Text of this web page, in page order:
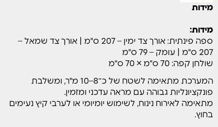
תואם.
השלדה עמידה בפני תנאי חוץ, אינה מחלידה ומבטיחה
שימוש לאורך שנים.
המושבים כוללים כריות עבות ורכות לישיבה נוחה במיוחד,
עם כיסויים נשלפים ורוכסן לניקוי קל.
מידות:
ספה פינתית: אורך צד ימין – 207 ס"מ | אורך צד שמאל –
207 ס"מ | עומק – 79 ס"מ
שולחן קפה: 70 ס"מ × 70 ס"מ
מידות
מידות:
ספה פינתית: אורך צד ימין – 207 ס"מ | אורך צד שמאל –
207 ס"מ | עומק – 79 ס"מ
שולחן קפה: 70 ס"מ × 70 ס"מ
המערכת מתאימה לשטח של כ־8–10 מ"ר, ומשלבת
פונקציונליות גבוהה עם מראה עדכני ומזמין.
מתאימה לאירוח נינוח, לשימוש יומיומי או לערבי קיץ נעימים
בחוץ.